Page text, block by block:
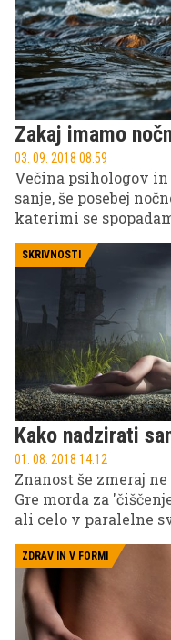
Zakaj imamo
03. 09. 2018 08.59
Večina psihologov
sanje, še posebej
katerimi se
SKRIVNOSTI
Kako nadzirati
01. 08. 2018 14.12
Znanost še zmeraj
Gre morda za
ali celo v paralelne
ZDRAV IN V FORMI